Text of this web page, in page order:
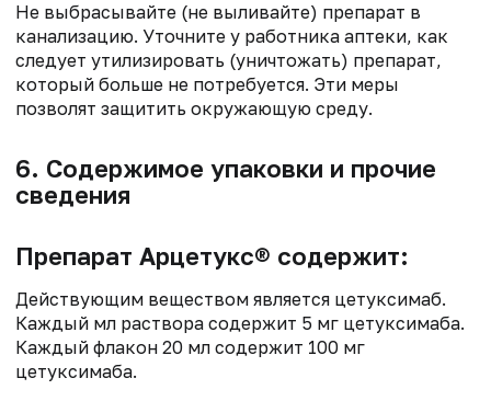
Не выбрасывайте (не выливайте) препарат в
канализацию. Уточните у работника аптеки, как
следует утилизировать (уничтожать) препарат,
который больше не потребуется. Эти меры
позволят защитить окружающую среду.
6. Содержимое упаковки и прочие
сведения
Препарат Арцетукс® содержит:
Действующим веществом является цетуксимаб.
Каждый мл раствора содержит 5 мг цетуксимаба.
Каждый флакон 20 мл содержит 100 мг
цетуксимаба.